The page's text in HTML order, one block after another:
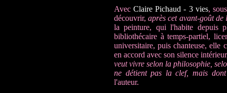
AvecClaire Pichaud - 3 vies,
découvrir,après cet avant-goût de
la peinture, qui l'habite depuis
bibliothécaire à temps-partiel,
universitaire, puis chanteuse, elle
en accord avec son silence
veut vivre selon la philosophie,
ne détient pas la clef, mais
l'auteur.